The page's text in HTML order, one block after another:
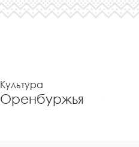
Культура
Оренбуржья